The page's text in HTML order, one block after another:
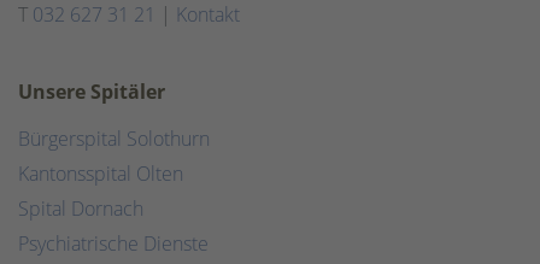
T 032 627 31 21 | Kontakt
Unsere Spitäler
Bürgerspital Solothurn
Kantonsspital Olten
Spital Dornach
Psychiatrische Dienste